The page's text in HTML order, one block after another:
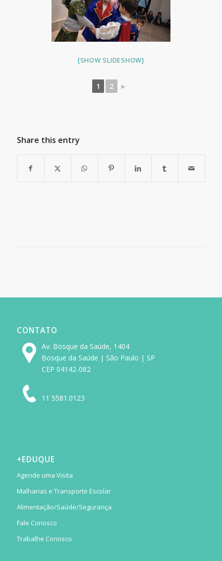
[SHOW SLIDESHOW]
1 2 ►
Share this entry
CONTATO
Av. Bosque da Saúde, 1404
Bosque da Saúde | São Paulo | SP
CEP 04142-082
11 5581.0123
+EDUQUE
Agende uma Visita
Malharias e Transporte Escolar
Alimentação/Saúde/Segurança
Fale Conosco
Trabalhe Conosco